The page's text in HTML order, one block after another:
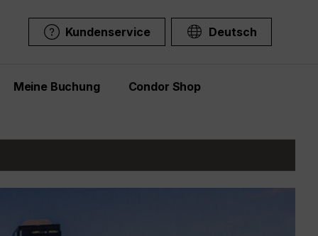
Kundenservice Deutsch
Meine Buchung Condor Shop